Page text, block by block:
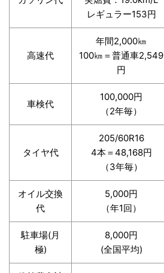
レギュラー153円
高速代
年間2,000㎞
100㎞＝普通車2,549
円
車検代
100,000円
（2年毎）
タイヤ代
205/60R16
4本＝48,168円
（3年毎）
オイル交換
代
5,000円
（年1回）
駐車場(月
極)
8,000円
(全国平均)